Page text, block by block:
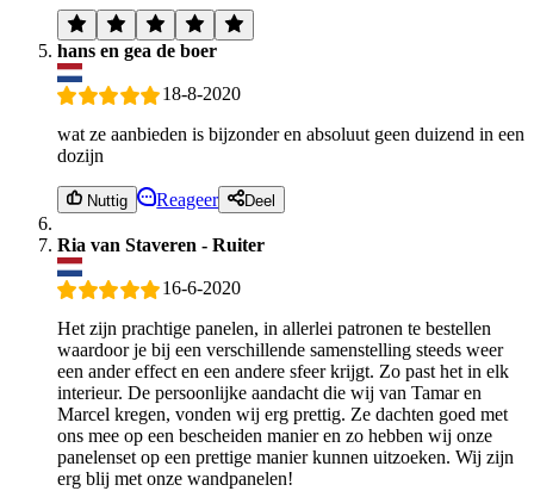
hans en gea de boer
18-8-2020
wat ze aanbieden is bijzonder en absoluut geen duizend in een
dozijn
Nuttig Reageer Deel
Ria van Staveren - Ruiter
16-6-2020
Het zijn prachtige panelen, in allerlei patronen te bestellen
waardoor je bij een verschillende samenstelling steeds weer
een ander effect en een andere sfeer krijgt. Zo past het in elk
interieur. De persoonlijke aandacht die wij van Tamar en
Marcel kregen, vonden wij erg prettig. Ze dachten goed met
ons mee op een bescheiden manier en zo hebben wij onze
panelenset op een prettige manier kunnen uitzoeken. Wij zijn
erg blij met onze wandpanelen!